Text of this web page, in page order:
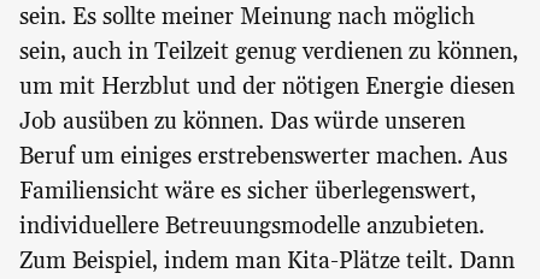
sein. Es sollte meiner Meinung nach möglich
sein, auch in Teilzeit genug verdienen zu können,
um mit Herzblut und der nötigen Energie diesen
Job ausüben zu können. Das würde unseren
Beruf um einiges erstrebenswerter machen. Aus
Familiensicht wäre es sicher überlegenswert,
individuellere Betreuungsmodelle anzubieten.
Zum Beispiel, indem man Kita-Plätze teilt. Dann